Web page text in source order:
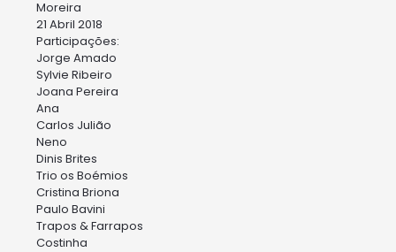
Moreira
21 Abril 2018
Participações:
Jorge Amado
Sylvie Ribeiro
Joana Pereira
Ana
Carlos Julião
Neno
Dinis Brites
Trio os Boémios
Cristina Briona
Paulo Bavini
Trapos & Farrapos
Costinha